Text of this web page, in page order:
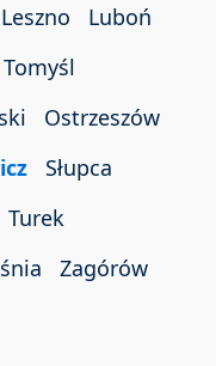
Leszno
Luboń
Ostrzeszów
Słupca
Turek
Zagórów